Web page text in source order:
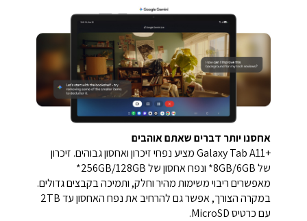
אחסנו יותר דברים שאתם אוהבים
+Galaxy Tab A11 מציע נפחי זיכרון ואחסון גבוהים. זיכרון
של 8GB/6GB* ונפח אחסון של 256GB/128GB*
מאפשרים ריבוי משימות מהיר וחלק, ותמיכה בקבצים גדולים.
במקרה הצורך, אפשר גם להרחיב את נפח האחסון עד 2TB
עם כרטיס MicroSD.